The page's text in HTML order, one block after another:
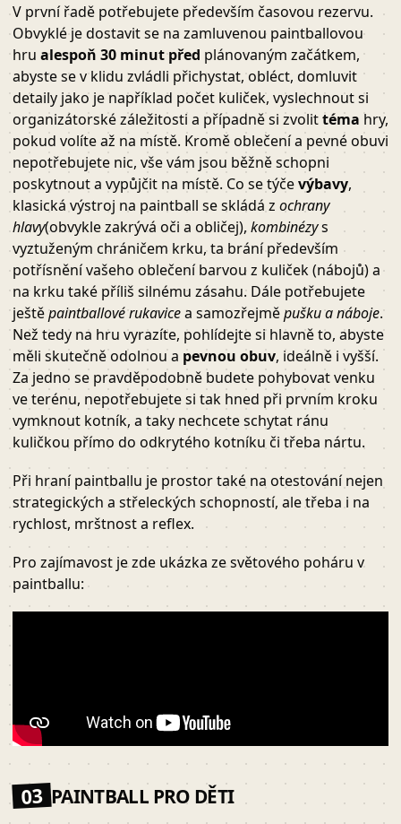
V první řadě potřebujete především časovou rezervu.
Obvyklé je dostavit se na zamluvenou paintballovou
hru alespoň 30 minut před plánovaným začátkem,
abyste se v klidu zvládli přichystat, obléct, domluvit
detaily jako je například počet kuliček, vyslechnout si
organizátorské záležitosti a případně si zvolittéma hry,
pokud volíte až na místě. Kromě oblečení a pevné obuvi
nepotřebujete nic, vše vám jsou běžně schopni
poskytnout a vypůjčit na místě. Co se týčevýbavy,
klasická výstroj na paintball se skládá z ochrany
hlavy(obvykle zakrývá oči a obličej),kombinézys
vyztuženým chráničem krku, ta brání především
potřísnění vašeho oblečení barvou z kuliček (nábojů) a
na krku také příliš silnému zásahu. Dále potřebujete
ještěpaintballové rukavicea samozřejměpušku a náboje.
Než tedy na hru vyrazíte, pohlídejte si hlavně to, abyste
měli skutečně odolnou a pevnou obuv, ideálně i vyšší.
Za jedno se pravděpodobně budete pohybovat venku
ve terénu, nepotřebujete si tak hned při prvním kroku
vymknout kotník, a taky nechcete schytat ránu
kuličkou přímo do odkrytého kotníku či třeba nártu.
Při hraní paintballu je prostor také na otestování nejen
strategických a střeleckých schopností, ale třeba i na
rychlost, mrštnost a reflex.
Pro zajímavost je zde ukázka ze světového poháru v
paintballu:
03 PAINTBALL PRO DĚTI